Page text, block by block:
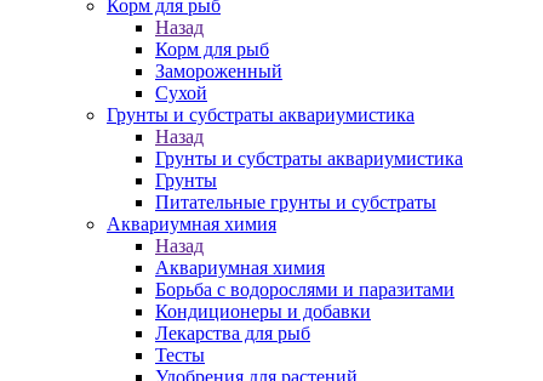
Корм для рыб
Назад
Корм для рыб
Замороженный
Сухой
Грунты и субстраты аквариумистика
Назад
Грунты и субстраты аквариумистика
Грунты
Питательные грунты и субстраты
Аквариумная химия
Назад
Аквариумная химия
Борьба с водорослями и паразитами
Кондиционеры и добавки
Лекарства для рыб
Тесты
Удобрения для растений